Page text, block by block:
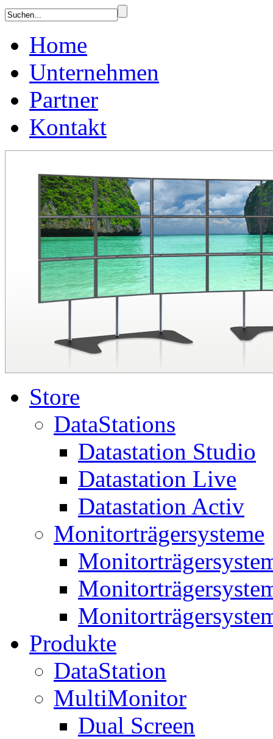
Home
Unternehmen
Partner
Kontakt
Store
DataStations
Datastation Studio
Datastation Live
Datastation Activ
Monitorträgersysteme
Produkte
DataStation
MultiMonitor
Dual Screen